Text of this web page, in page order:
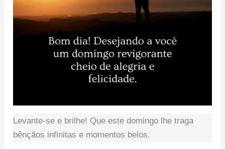
Levante-se e brilhe! Que este domingo lhe traga
bênçãos infinitas e momentos belos.